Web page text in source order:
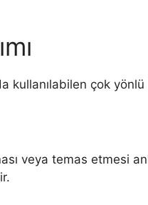
kullanılabilen çok
veya temas etmesi